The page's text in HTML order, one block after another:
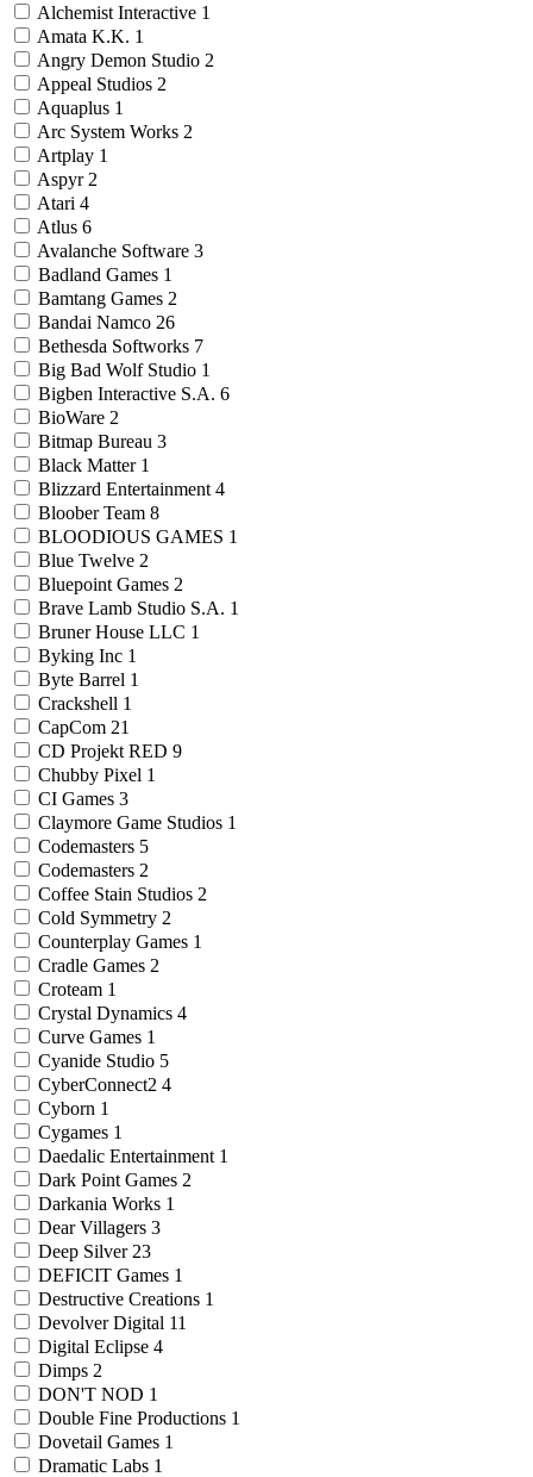
Alchemist Interactive 1
Amata K.K. 1
Angry Demon Studio 2
Appeal Studios 2
Aquaplus 1
Arc System Works 2
Artplay 1
Aspyr 2
Atari 4
Atlus 6
Avalanche Software 3
Badland Games 1
Bamtang Games 2
Bandai Namco 26
Bethesda Softworks 7
Big Bad Wolf Studio 1
Bigben Interactive S.A. 6
BioWare 2
Bitmap Bureau 3
Black Matter 1
Blizzard Entertainment 4
Bloober Team 8
BLOODIOUS GAMES 1
Blue Twelve 2
Bluepoint Games 2
Brave Lamb Studio S.A. 1
Bruner House LLC 1
Byking Inc 1
Byte Barrel 1
Crackshell 1
CapCom 21
CD Projekt RED 9
Chubby Pixel 1
CI Games 3
Claymore Game Studios 1
Codemasters 5
Codemasters 2
Coffee Stain Studios 2
Cold Symmetry 2
Counterplay Games 1
Cradle Games 2
Croteam 1
Crystal Dynamics 4
Curve Games 1
Cyanide Studio 5
CyberConnect2 4
Cyborn 1
Cygames 1
Daedalic Entertainment 1
Dark Point Games 2
Darkania Works 1
Dear Villagers 3
Deep Silver 23
DEFICIT Games 1
Destructive Creations 1
Devolver Digital 11
Digital Eclipse 4
Dimps 2
DON'T NOD 1
Double Fine Productions 1
Dovetail Games 1
Dramatic Labs 1